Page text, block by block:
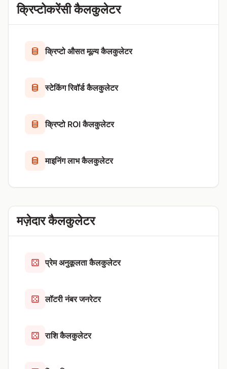
क्रिप्टोकरेंसी कैलकुलेटर
क्रिप्टो औसत मूल्य कैलकुलेटर
स्टेकिंग रिवॉर्ड कैलकुलेटर
क्रिप्टो ROI कैलकुलेटर
माइनिंग लाभ कैलकुलेटर
मज़ेदार कैलकुलेटर
प्रेम अनुकूलता कैलकुलेटर
लॉटरी नंबर जनरेटर
राशि कैलकुलेटर